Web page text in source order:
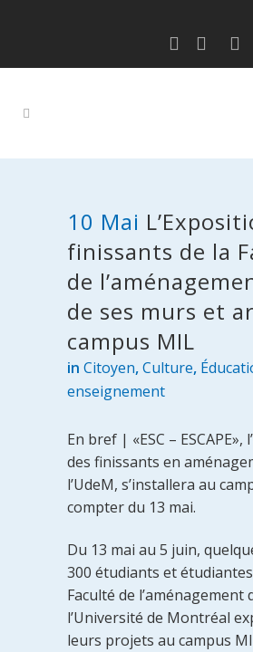
10 Mai
finissants de la
de
de ses murs et
campus MIL
in Citoyen,Culture,
enseignement
En bref | «ESC – ESCAPE»,
des finissants en
l’UdeM, s’installera au
compter du 13 mai.
Du 13 mai au 5 juin,
300 étudiants et
Faculté de l’aménagement
l’Université de Montréal
leurs projets au campus